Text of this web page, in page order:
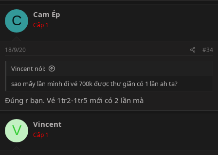
c
t
i
o
s
C Cam Ép
Cấp 1
18/9/20 #34
Vincent nói:
sao mấy lần mình đi vé 700k được thư giãn có 1 lần ah ta?
Đúng r bạn. Vé 1tr2-1tr5 mới có 2 lần mà
V Vincent
Cấp 1